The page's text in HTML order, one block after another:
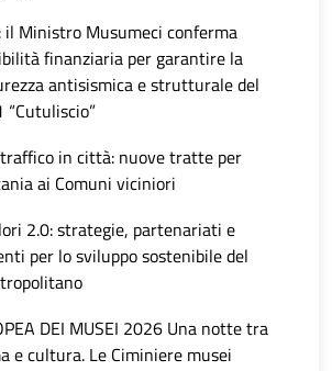
il Ministro Musumeci conferma
finanziaria per garantire la
antisismica e strutturale del
“Cutuliscio”
in città: nuove tratte per
ai Comuni viciniori
2.0: strategie, partenariati e
per lo sviluppo sostenibile del
DEI MUSEI 2026 Una notte tra
e cultura. Le Ciminiere musei